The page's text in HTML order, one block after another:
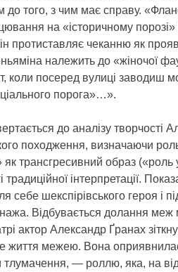
того, з чим має справу.
на «історичному
протиставляє чеканню як
належить до «жіночої
коли посеред вулиці заводиш
порога»…».
до аналізу творчості
походження, визначаючи
як трансгресивний образ («роль
інтерпретації.
себе шекспірівського героя і
Відбувається долання
актор Александр Ґранах
межею. Вона
— роллю, яка, на